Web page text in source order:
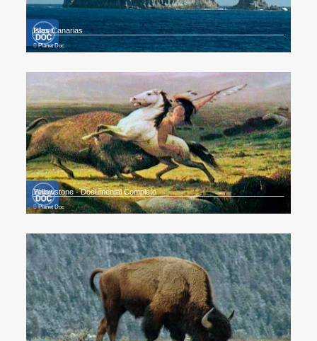
Islas Canarias
Planet Doc
Yellowstone - Documental Completo
Planet Doc